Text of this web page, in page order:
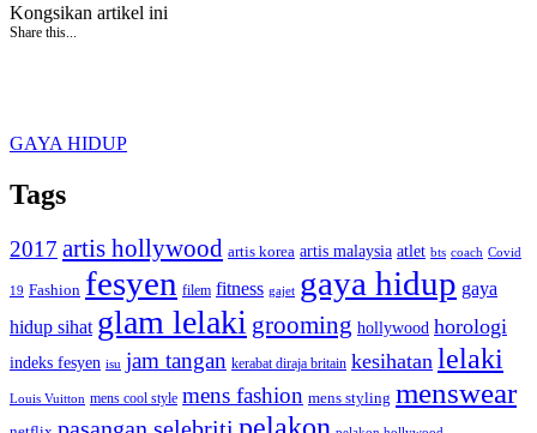
Kongsikan artikel ini
Share this...
GAYA HIDUP
Tags
2017 artis hollywood artis korea artis malaysia atlet bts coach Covid
19 Fashion fesyen filem fitness gajet gaya hidup gaya
hidup sihat glam lelaki grooming hollywood horologi
indeks fesyen isu jam tangan kerabat diraja britain kesihatan lelaki
Louis Vuitton mens cool style mens fashion mens styling menswear